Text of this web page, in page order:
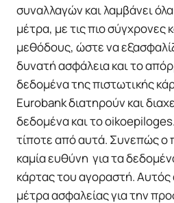
συναλλαγών και λαμβάνει
μέτρα, με τις πιο σύγχρονες
μεθόδους, ώστε να
δυνατή ασφάλεια και το
δεδομένα της πιστωτικής
Eurobank διατηρούν και
δεδομένα και το
τίποτε από αυτά. Συνεπώς ο
καμία ευθύνη για τα
κάρτας του αγοραστή. Αυτός
μέτρα ασφαλείας για την